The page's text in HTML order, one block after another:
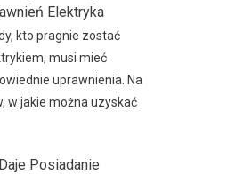
Elektryka
kto pragnie zostać
musi mieć
uprawnienia. Na
w jakie można uzyskać
Posiadanie